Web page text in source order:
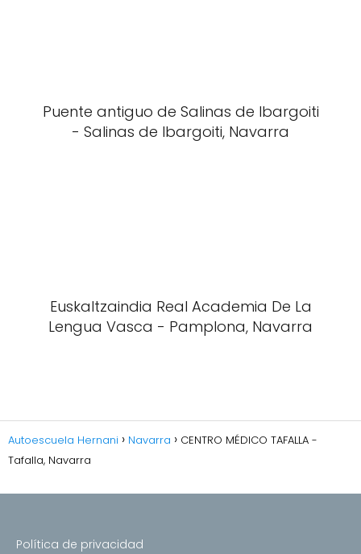
Puente antiguo de Salinas de Ibargoiti
- Salinas de Ibargoiti, Navarra
Euskaltzaindia Real Academia De La
Lengua Vasca - Pamplona, Navarra
Autoescuela Hernani Navarra
CENTRO MÉDICO TAFALLA -
Tafalla, Navarra
Política de privacidad